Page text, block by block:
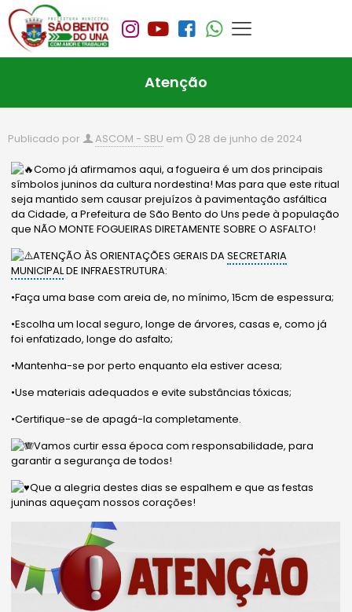
Atenção
Publicado por ASCOM - SBU em 28 de junho de 2024
Como já afirmamos aqui, a fogueira é um dos principais
símbolos juninos da cultura nordestina! Mas para que este ritual
seja mantido sem causar prejuízos à pavimentação asfáltica
da Cidade, a Prefeitura de São Bento do Uns pede à população
que NÃO MONTE FOGUEIRAS DIRETAMENTE SOBRE O ASFALTO!
ATENÇÃO ÀS ORIENTAÇÕES GERAIS DASECRETARIA
MUNICIPALDE INFRAESTRUTURA:
•Faça uma base com areia de, no mínimo, 15cm de espessura;
•Escolha um local seguro, longe de árvores, casas e, como já
foi enfatizado, longe do asfalto;
•Mantenha-se por perto enquanto ela estiver acesa;
•Use materiais adequados e evite substâncias tóxicas;
•Certifique-se de apagá-la completamente.
Vamos curtir essa época com responsabilidade, para
garantir a segurança de todos!
Que a alegria destes dias se espalhem e que as festas
juninas aqueçam nossos corações!